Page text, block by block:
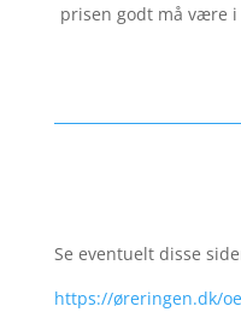
prisen godt må være
Se eventuelt disse
https://øreringen.dk/